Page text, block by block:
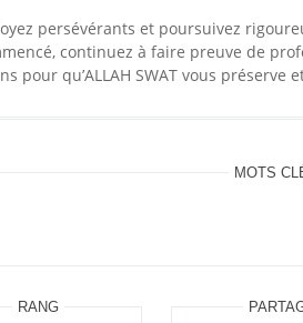
persévérants et poursuivez
continuez à faire preuve de
pour qu’ALLAH SWAT vous préserve
MOTS
RANG